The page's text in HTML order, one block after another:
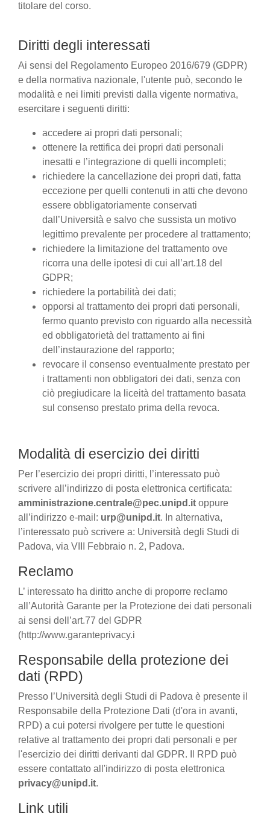
titolare del corso.
Diritti degli interessati
Ai sensi del Regolamento Europeo 2016/679 (GDPR)
e della normativa nazionale, l'utente può, secondo le
modalità e nei limiti previsti dalla vigente normativa,
esercitare i seguenti diritti:
accedere ai propri dati personali;
ottenere la rettifica dei propri dati personali
inesatti e l’integrazione di quelli incompleti;
richiedere la cancellazione dei propri dati, fatta
eccezione per quelli contenuti in atti che devono
essere obbligatoriamente conservati
dall’Università e salvo che sussista un motivo
legittimo prevalente per procedere al trattamento;
richiedere la limitazione del trattamento ove
ricorra una delle ipotesi di cui all’art.18 del
GDPR;
richiedere la portabilità dei dati;
opporsi al trattamento dei propri dati personali,
fermo quanto previsto con riguardo alla necessità
ed obbligatorietà del trattamento ai fini
dell’instaurazione del rapporto;
revocare il consenso eventualmente prestato per
i trattamenti non obbligatori dei dati, senza con
ciò pregiudicare la liceità del trattamento basata
sul consenso prestato prima della revoca.
Modalità di esercizio dei diritti
Per l’esercizio dei propri diritti, l’interessato può
scrivere all’indirizzo di posta elettronica certificata:
amministrazione.centrale@pec.unipd.it oppure
all’indirizzo e-mail: urp@unipd.it. In alternativa,
l’interessato può scrivere a: Università degli Studi di
Padova, via VIII Febbraio n. 2, Padova.
Reclamo
L’ interessato ha diritto anche di proporre reclamo
all’Autorità Garante per la Protezione dei dati personali
ai sensi dell’art.77 del GDPR
(http://www.garanteprivacy.i
Responsabile della protezione dei
dati (RPD)
Presso l’Università degli Studi di Padova è presente il
Responsabile della Protezione Dati (d'ora in avanti,
RPD) a cui potersi rivolgere per tutte le questioni
relative al trattamento dei propri dati personali e per
l'esercizio dei diritti derivanti dal GDPR. Il RPD può
essere contattato all'indirizzo di posta elettronica
privacy@unipd.it.
Link utili